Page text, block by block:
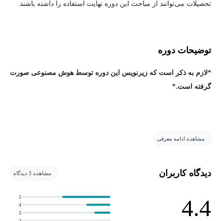
تحصیلات می‌توانند از مباحث این دوره نهایت استفاده را داشته باشند.
توضیحات دوره
*لازم به ذکر است که زیرنویس این دوره توسط هوش مصنوعی صورت
گرفته است.*
مصنوعی و یادگیری ماشین در مدیریت منابع انسانی آشنا خواهید شد.
مصنوعی، محدودیت‌های استفاده از داده‌ها در تصمیم‌گیری‌های منابع
مشاهده ادامه معرفی
دیدگاه کاربران مشاهده 3 دیدگاه
4.4
3
4
5